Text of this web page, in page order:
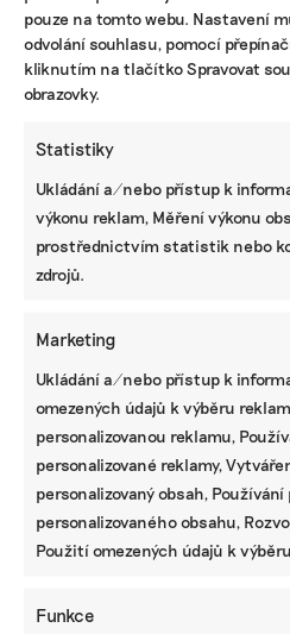
pouze na tomto webu. Nastavení
odvolání souhlasu, pomocí
kliknutím na tlačítko Spravovat
obrazovky.
Statistiky
Ukládání a/nebo přístup k
výkonu reklam, Měření výkonu
prostřednictvím statistik nebo
zdrojů.
Marketing
Ukládání a/nebo přístup k
omezených údajů k výběru
personalizovanou reklamu,
personalizované reklamy,
personalizovaný obsah,
personalizovaného obsahu,
Použití omezených údajů k
Funkce
NEJZAJÍMAVĚJŠÍ
Fotovoltaika na
domácnost,
akcelerační
STÁHNĚTE SI NAŠE E-BOOKY